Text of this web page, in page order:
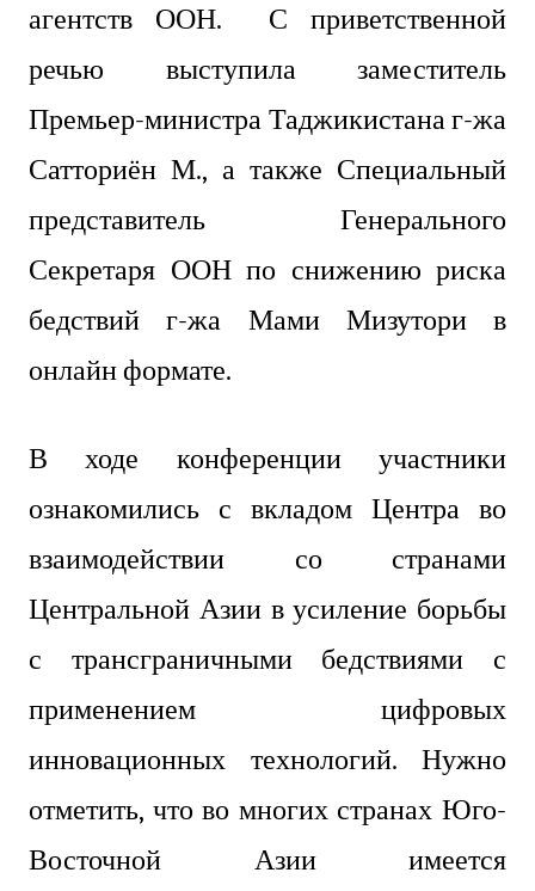
агентств ООН. С приветственной
речью выступила заместитель
Премьер-министра Таджикистана г-жа
Сатториён М., а также Специальный
представитель Генерального
Секретаря ООН по снижению риска
бедствий г-жа Мами Мизутори в
онлайн формате.
В ходе конференции участники
ознакомились с вкладом Центра во
взаимодействии со странами
Центральной Азии в усиление борьбы
с трансграничными бедствиями с
применением цифровых
инновационных технологий. Нужно
отметить, что во многих странах Юго-
Восточной Азии имеется